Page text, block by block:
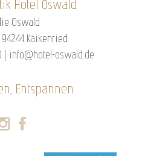
Hotel Oswald
Oswald
Kaikenried
info@hotel-oswald.de
Entspannen